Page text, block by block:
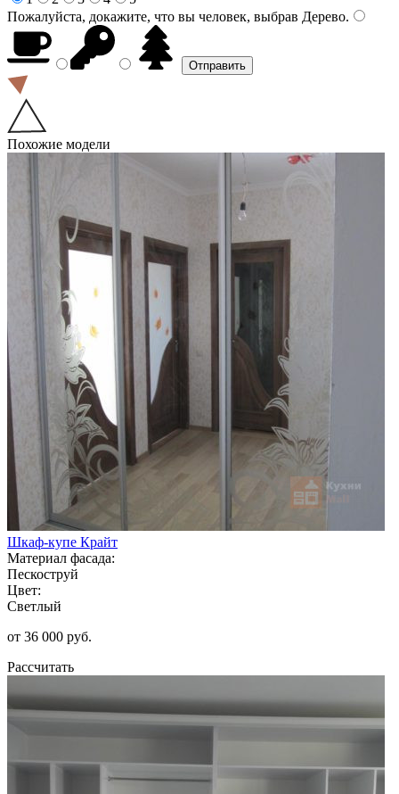
Пожалуйста, докажите, что вы человек, выбрав Дерево.
Похожие модели
Шкаф-купе Крайт
Материал фасада:
Пескоструй
Цвет:
Светлый
от 36 000 руб.
Рассчитать